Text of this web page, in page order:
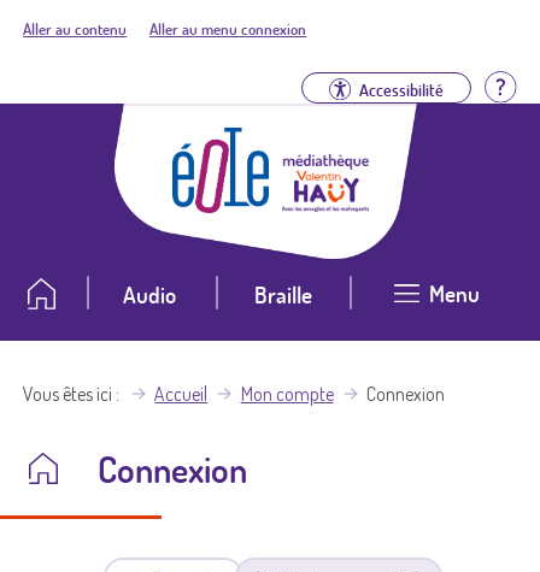
Aller au contenu Aller au menu connexion
Accessibilité
Audio Braille Menu
Vous êtes ici Accueil Mon compte Connexion
Connexion